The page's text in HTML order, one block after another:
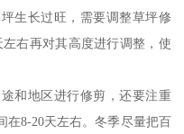
生长过旺，需要调整草坪修
右再对其高度进行调整，使
和地区进行修剪，还要注重
在8-20天左右。冬季尽量把百